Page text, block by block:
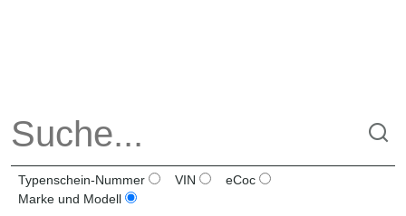
Typenschein-Nummer VIN
eCoc
Marke und Modell